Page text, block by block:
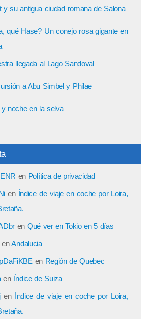
y su antigua ciudad romana de Salona
qué Hase? Un conejo rosa gigante en
llegada al Lago Sandoval
a Abu Simbel y Philae
y noche en la selva
en Política de privacidad
en Índice de viaje en coche por Loira,
en Qué ver en Tokio en 5 días
enAndalucia
en Región de Quebec
en Índice de Suiza
en Índice de viaje en coche por Loira,